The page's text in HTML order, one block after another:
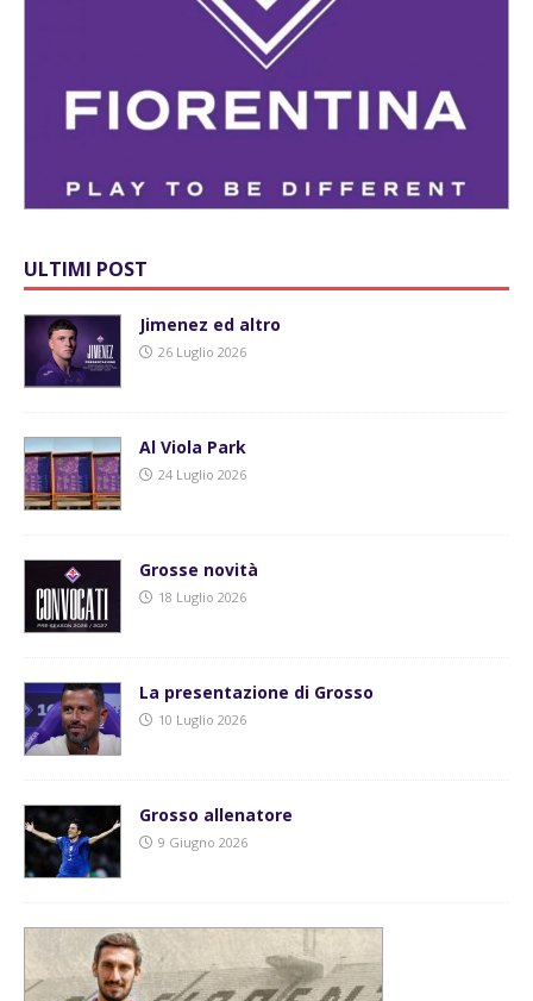
ULTIMI POST
Jimenez ed altro
26 Luglio 2026
Al Viola Park
24 Luglio 2026
Grosse novità
18 Luglio 2026
La presentazione di Grosso
10 Luglio 2026
Grosso allenatore
9 Giugno 2026